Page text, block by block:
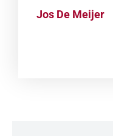
Jos De Meijer